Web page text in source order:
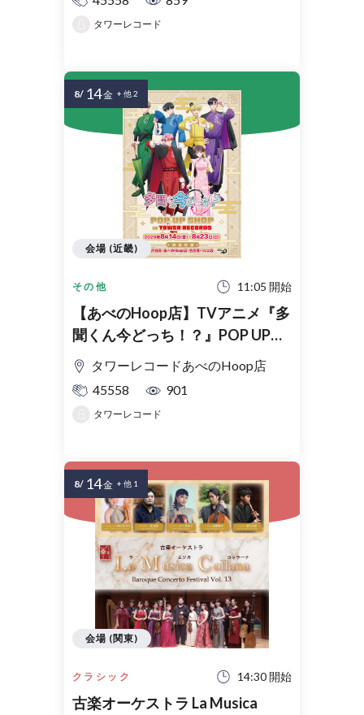
タワーレコード
その他 11:05 開始
【あべのHoop店】TVアニメ『多
聞くん今どっち！？』POP UP
SHOP in TOWER RECORDS入場
整理券
タワーレコードあべのHoop店
45558
901
タワーレコード
会場 (近畿)
8/ 14金 + 他 2
クラシック 14:30 開始
古楽オーケストラ La Musica
会場 (関東)
8/ 14金 + 他 1